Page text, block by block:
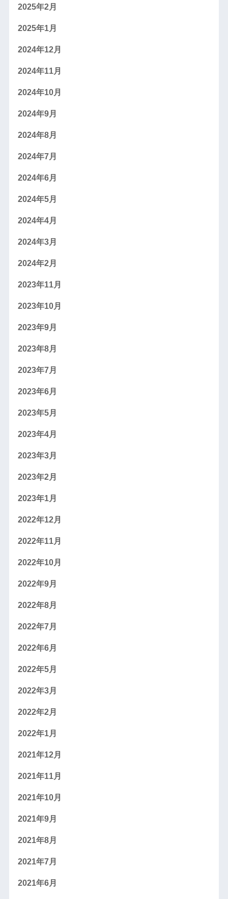
2025年2月
2025年1月
2024年12月
2024年11月
2024年10月
2024年9月
2024年8月
2024年7月
2024年6月
2024年5月
2024年4月
2024年3月
2024年2月
2023年11月
2023年10月
2023年9月
2023年8月
2023年7月
2023年6月
2023年5月
2023年4月
2023年3月
2023年2月
2023年1月
2022年12月
2022年11月
2022年10月
2022年9月
2022年8月
2022年7月
2022年6月
2022年5月
2022年3月
2022年2月
2022年1月
2021年12月
2021年11月
2021年10月
2021年9月
2021年8月
2021年7月
2021年6月